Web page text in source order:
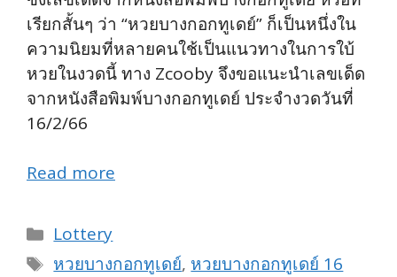
เรียกสั้นๆ ว่า “หวยบางกอกทูเดย์” ก็เป็นหนึ่งใน
ความนิยมที่หลายคนใช้เป็นแนวทางในการใบ้
หวยในงวดนี้ ทาง Zcooby จึงขอแนะนำเลขเด็ด
จากหนังสือพิมพ์บางกอกทูเดย์ ประจำงวดวันที่
16/2/66
Read more
Categories
Lottery
Tags
หวยบางกอกทูเดย์, หวยบางกอกทูเดย์ 16